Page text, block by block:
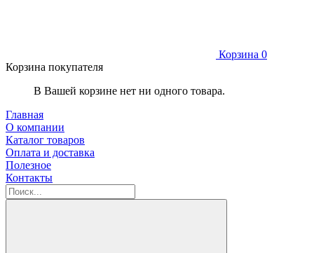
Корзина 0
Корзина покупателя
В Вашей корзине нет ни одного товара.
Главная
О компании
Каталог товаров
Оплата и доставка
Полезное
Контакты